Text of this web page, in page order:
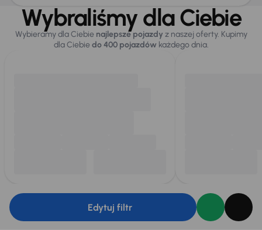
Wybraliśmy dla Ciebie
Wybieramy dla Ciebie najlepsze pojazdy z naszej oferty. Kupimy
dla Ciebiedo 400 pojazdówkażdego dnia.
Edytuj filtr